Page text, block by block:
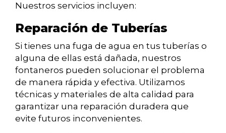
Nuestros servicios incluyen:
Reparación de Tuberías
Si tienes una fuga de agua en tus tuberías o
alguna de ellas está dañada, nuestros
fontaneros pueden solucionar el problema
de manera rápida y efectiva. Utilizamos
técnicas y materiales de alta calidad para
garantizar una reparación duradera que
evite futuros inconvenientes.